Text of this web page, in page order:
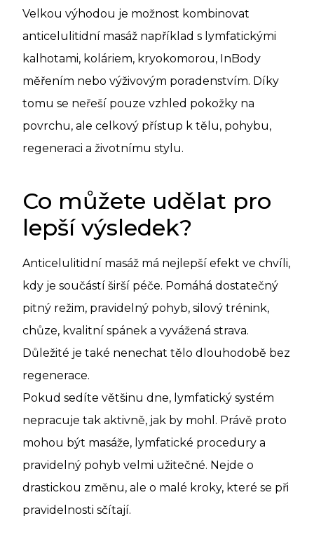
Velkou výhodou je možnost kombinovat
anticelulitidní masáž například s lymfatickými
kalhotami, koláriem, kryokomorou, InBody
měřením nebo výživovým poradenstvím. Díky
tomu se neřeší pouze vzhled pokožky na
povrchu, ale celkový přístup k tělu, pohybu,
regeneraci a životnímu stylu.
Co můžete udělat pro
lepší výsledek?
Anticelulitidní masáž má nejlepší efekt ve chvíli,
kdy je součástí širší péče. Pomáhá dostatečný
pitný režim, pravidelný pohyb, silový trénink,
chůze, kvalitní spánek a vyvážená strava.
Důležité je také nenechat tělo dlouhodobě bez
regenerace.
Pokud sedíte většinu dne, lymfatický systém
nepracuje tak aktivně, jak by mohl. Právě proto
mohou být masáže, lymfatické procedury a
pravidelný pohyb velmi užitečné. Nejde o
drastickou změnu, ale o malé kroky, které se při
pravidelnosti sčítají.